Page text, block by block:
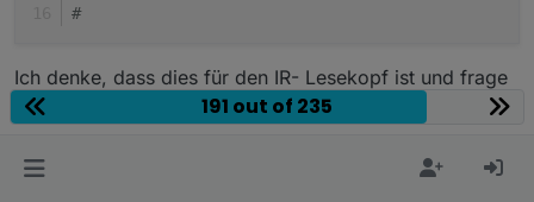
endif
if ((chg[c]>0) and (C!=c))
#
Ich denke, dass dies für den IR- Lesekopf ist und frage
mich was denn folgendes bedeutet:
191 out of 235